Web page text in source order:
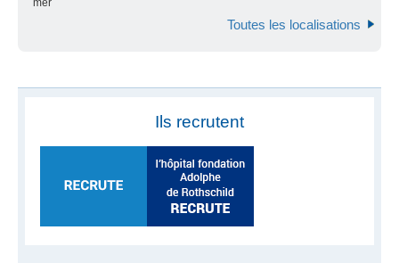
mer
Toutes les localisations
Ils recrutent